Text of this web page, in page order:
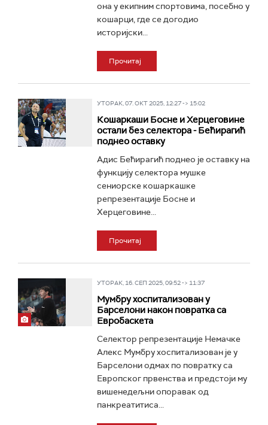
она у екипним спортовима, посебно у
кошарци, где се догодио
историјски...
Прочитај
УТОРАК, 07. ОКТ 2025, 12:27 -> 15:02
Кошаркаши Босне и Херцеговине
остали без селектора - Бећирагић
поднео оставку
Адис Бећирагић поднео је оставку на
функцију селектора мушке
сениорске кошаркашке
репрезентације Босне и
Херцеговине...
Прочитај
УТОРАК, 16. СЕП 2025, 09:52 -> 11:37
Мумбру хоспитализован у
Барселони након повратка са
Евробаскета
Селектор репрезентације Немачке
Алекс Мумбру хоспитализован је у
Барселони одмах по повратку са
Европског првенства и предстоји му
вишенедељни опоравак од
панкреатитиса...